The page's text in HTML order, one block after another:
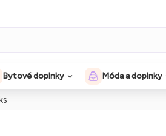
Bytové doplnky Móda a doplnky